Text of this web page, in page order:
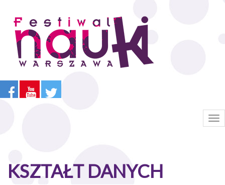
treści
KSZTAŁT DANYCH